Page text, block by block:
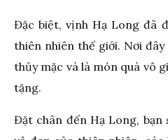
Đặc biệt, vịnh Hạ Long đã
thiên nhiên thế giới. Nơi
thủy mặc và là món quà vô
tặng.
Đặt chân đến Hạ Long,